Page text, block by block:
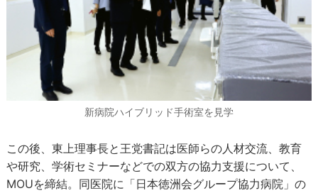
新病院ハイブリッド手術室を見学
この後、東上理事長と王党書記は医師らの人材交流、教育
や研究、学術セミナーなどでの双方の協力支援について、
MOUを締結。同医院に「日本徳洲会グループ協力病院」の